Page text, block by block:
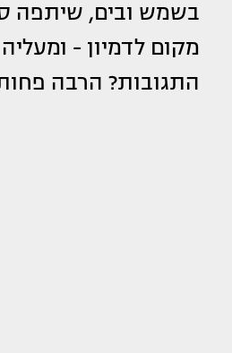
בשמש ובים, שיתפה
מקום לדמיון -
התגובות? הרבה